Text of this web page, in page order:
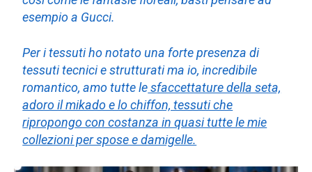
esempio a Gucci.
Per i tessuti ho notato una forte presenza di
tessuti tecnici e strutturati ma io, incredibile
romantico, amo tutte lesfaccettature della seta,
adoro il mikado e lo chiffon, tessuti che
ripropongo con costanza in quasi tutte le mie
collezioni per spose e damigelle.